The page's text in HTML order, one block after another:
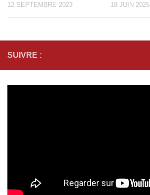
12 SEPTEMBRE 2023 18 JUIN 2025
SUIVRE :